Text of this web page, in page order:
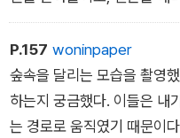
건 큰 의미가 없다는 것이었
P.157 woninpaper
숲속을 달리는 모습을 촬영
하는지 궁금했다. 이들은 내
는 경로로 움직였기 때문이